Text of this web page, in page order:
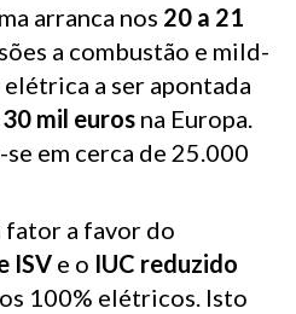
arranca nos 20 a 21
a combustão e mild-
a ser apontada
mil euros na Europa.
em cerca de 25.000
fator a favor do
ISV e o IUC reduzido
100% elétricos. Isto